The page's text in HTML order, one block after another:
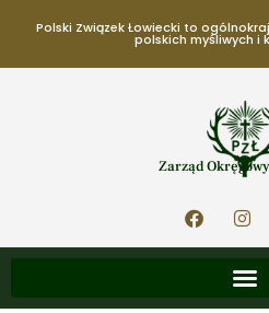
Polski Związek Łowiecki to
polskich myśliwych i
Zarząd